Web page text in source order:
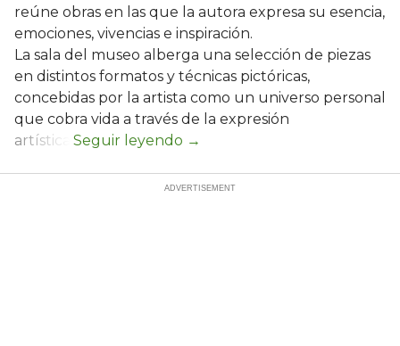
reúne obras en las que la autora expresa su esencia,
emociones, vivencias e inspiración.
La sala del museo alberga una selección de piezas
en distintos formatos y técnicas pictóricas,
concebidas por la artista como un universo personal
que cobra vida a través de la expresión
artística.